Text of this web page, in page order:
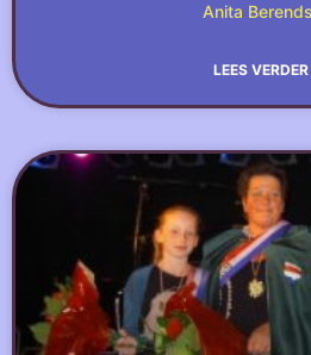
Anita
LEES